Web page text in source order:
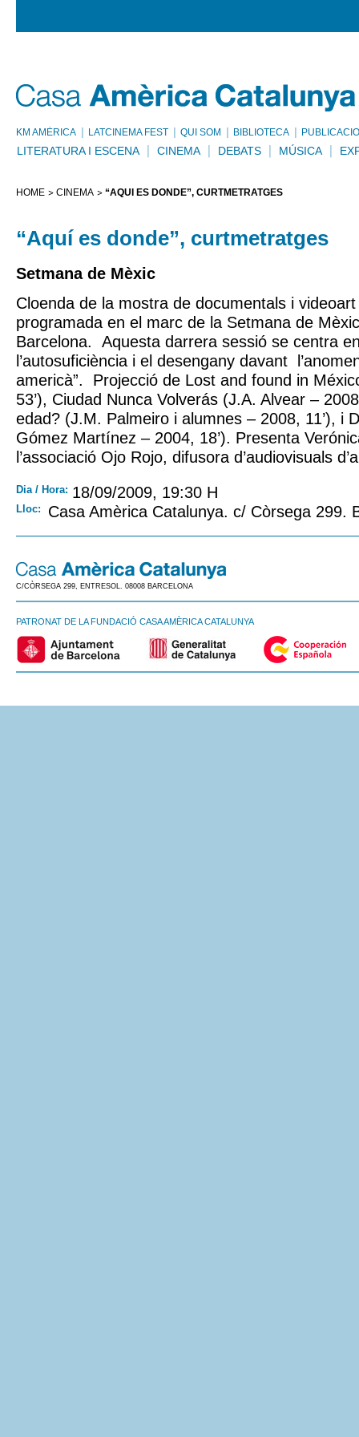
KM AMÈRICA LATCINEMA FEST QUI SOM BIBLIOTECA
LITERATURA I ESCENA CINEMA DEBATS MÚSICA
HOME CINEMA “AQUÍ ES DONDE”, CURTMETRATGES
“Aquí es donde”, curtmetratges
Setmana de Mèxic
Cloenda de la mostra de documentals i videoart
programada en el marc de la Setmana de
Barcelona. Aquesta darrera sessió se centra
l’autosuficiència i el desengany davant
americà”. Projecció de Lost and found in
53’), Ciudad Nunca Volverás (J.A. Alvear –
edad? (J.M. Palmeiro i alumnes – 2008, 11’), i
Gómez Martínez – 2004, 18’). Presenta
l’associació Ojo Rojo, difusora d’audiovisuals
Dia / Hora: 18/09/2009, 19:30 H
Lloc: Casa Amèrica Catalunya. c/ Còrsega 299.
C/CÒRSEGA 299, ENTRESOL. 08008 BARCELONA
PATRONAT DE LA FUNDACIÓ CASA AMÈRICA CATALUNYA